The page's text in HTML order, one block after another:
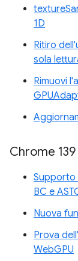
1D
Ritiro
sola
Rimuovi
Chrome 139
Supporto
BC e
Nuova
Prova
WebGPU